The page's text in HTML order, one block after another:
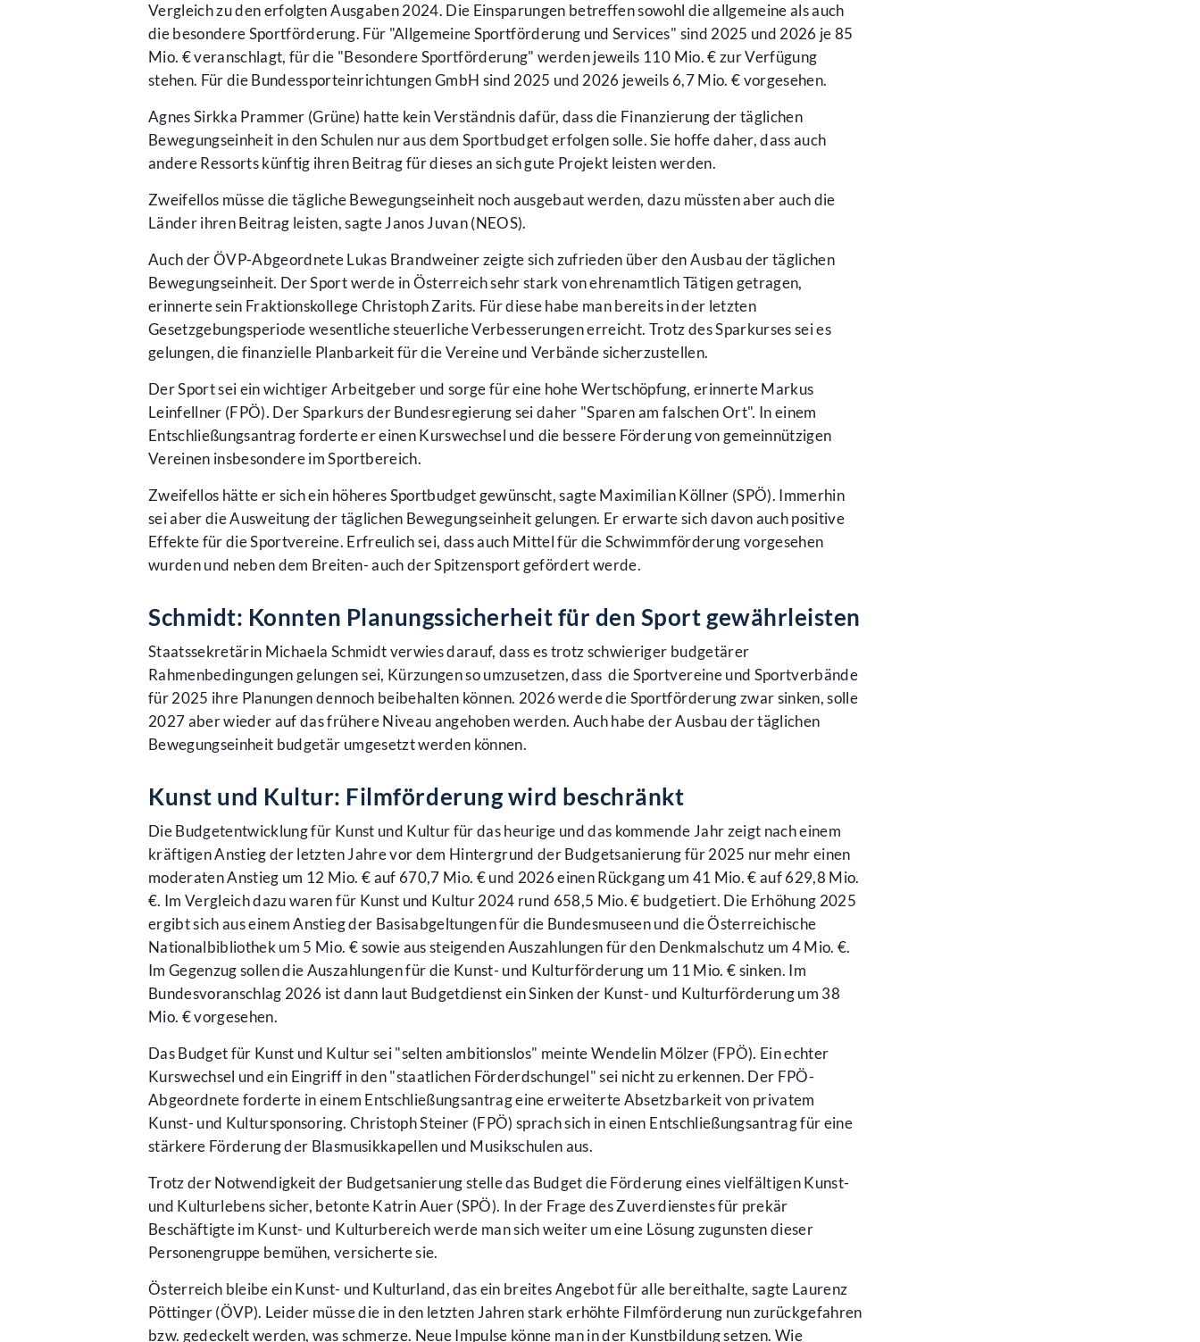
Vergleich zu den erfolgten Ausgaben 2024. Die Einsparungen betreffen sowohl die allgemeine als auch
die besondere Sportförderung. Für "Allgemeine Sportförderung und Services" sind 2025 und 2026 je 85
Mio. € veranschlagt, für die "Besondere Sportförderung" werden jeweils 110 Mio. € zur Verfügung
stehen. Für die Bundessporteinrichtungen GmbH sind 2025 und 2026 jeweils 6,7 Mio. € vorgesehen.
Agnes Sirkka Prammer (Grüne) hatte kein Verständnis dafür, dass die Finanzierung der täglichen
Bewegungseinheit in den Schulen nur aus dem Sportbudget erfolgen solle. Sie hoffe daher, dass auch
andere Ressorts künftig ihren Beitrag für dieses an sich gute Projekt leisten werden.
Zweifellos müsse die tägliche Bewegungseinheit noch ausgebaut werden, dazu müssten aber auch die
Länder ihren Beitrag leisten, sagte Janos Juvan (NEOS).
Auch der ÖVP-Abgeordnete Lukas Brandweiner zeigte sich zufrieden über den Ausbau der täglichen
Bewegungseinheit. Der Sport werde in Österreich sehr stark von ehrenamtlich Tätigen getragen,
erinnerte sein Fraktionskollege Christoph Zarits. Für diese habe man bereits in der letzten
Gesetzgebungsperiode wesentliche steuerliche Verbesserungen erreicht. Trotz des Sparkurses sei es
gelungen, die finanzielle Planbarkeit für die Vereine und Verbände sicherzustellen.
Der Sport sei ein wichtiger Arbeitgeber und sorge für eine hohe Wertschöpfung, erinnerte Markus
Leinfellner (FPÖ). Der Sparkurs der Bundesregierung sei daher "Sparen am falschen Ort". In einem
Entschließungsantrag forderte er einen Kurswechsel und die bessere Förderung von gemeinnützigen
Vereinen insbesondere im Sportbereich.
Zweifellos hätte er sich ein höheres Sportbudget gewünscht, sagte Maximilian Köllner (SPÖ). Immerhin
sei aber die Ausweitung der täglichen Bewegungseinheit gelungen. Er erwarte sich davon auch positive
Effekte für die Sportvereine. Erfreulich sei, dass auch Mittel für die Schwimmförderung vorgesehen
wurden und neben dem Breiten- auch der Spitzensport gefördert werde.
Schmidt: Konnten Planungssicherheit für den Sport gewährleisten
Staatssekretärin Michaela Schmidt verwies darauf, dass es trotz schwieriger budgetärer
Rahmenbedingungen gelungen sei, Kürzungen so umzusetzen, dass die Sportvereine und Sportverbände
für 2025 ihre Planungen dennoch beibehalten können. 2026 werde die Sportförderung zwar sinken, solle
2027 aber wieder auf das frühere Niveau angehoben werden. Auch habe der Ausbau der täglichen
Bewegungseinheit budgetär umgesetzt werden können.
Kunst und Kultur: Filmförderung wird beschränkt
Die Budgetentwicklung für Kunst und Kultur für das heurige und das kommende Jahr zeigt nach einem
kräftigen Anstieg der letzten Jahre vor dem Hintergrund der Budgetsanierung für 2025 nur mehr einen
moderaten Anstieg um 12 Mio. € auf 670,7 Mio. € und 2026 einen Rückgang um 41 Mio. € auf 629,8 Mio.
€. Im Vergleich dazu waren für Kunst und Kultur 2024 rund 658,5 Mio. € budgetiert. Die Erhöhung 2025
ergibt sich aus einem Anstieg der Basisabgeltungen für die Bundesmuseen und die Österreichische
Nationalbibliothek um 5 Mio. € sowie aus steigenden Auszahlungen für den Denkmalschutz um 4 Mio. €.
Im Gegenzug sollen die Auszahlungen für die Kunst- und Kulturförderung um 11 Mio. € sinken. Im
Bundesvoranschlag 2026 ist dann laut Budgetdienst ein Sinken der Kunst- und Kulturförderung um 38
Mio. € vorgesehen.
Das Budget für Kunst und Kultur sei "selten ambitionslos" meinte Wendelin Mölzer (FPÖ). Ein echter
Kurswechsel und ein Eingriff in den "staatlichen Förderdschungel" sei nicht zu erkennen. Der FPÖ-
Abgeordnete forderte in einem Entschließungsantrag eine erweiterte Absetzbarkeit von privatem
Kunst- und Kultursponsoring. Christoph Steiner (FPÖ) sprach sich in einen Entschließungsantrag für eine
stärkere Förderung der Blasmusikkapellen und Musikschulen aus.
Trotz der Notwendigkeit der Budgetsanierung stelle das Budget die Förderung eines vielfältigen Kunst-
und Kulturlebens sicher, betonte Katrin Auer (SPÖ). In der Frage des Zuverdienstes für prekär
Beschäftigte im Kunst- und Kulturbereich werde man sich weiter um eine Lösung zugunsten dieser
Personengruppe bemühen, versicherte sie.
Österreich bleibe ein Kunst- und Kulturland, das ein breites Angebot für alle bereithalte, sagte Laurenz
Pöttinger (ÖVP). Leider müsse die in den letzten Jahren stark erhöhte Filmförderung nun zurückgefahren
bzw. gedeckelt werden, was schmerze. Neue Impulse könne man in der Kunstbildung setzen. Wie